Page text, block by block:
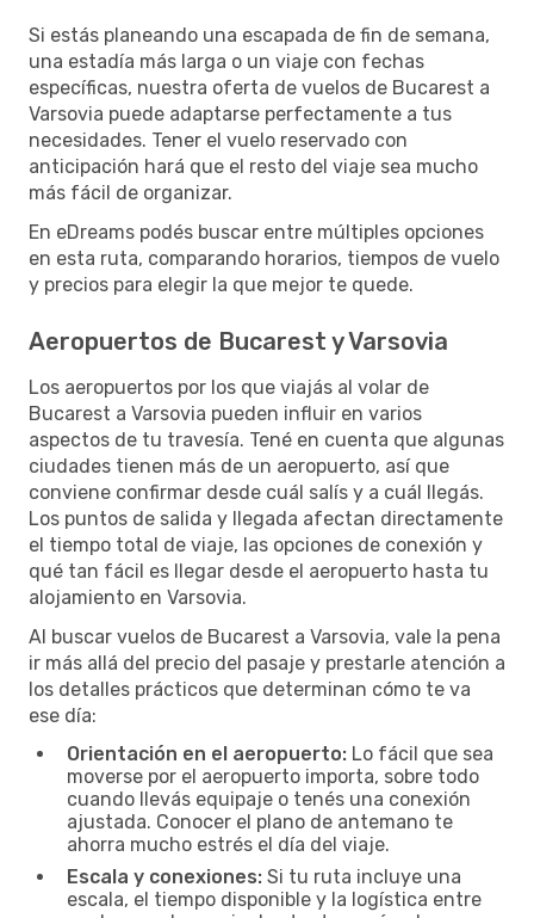
Si estás planeando una escapada de fin de semana,
una estadía más larga o un viaje con fechas
específicas, nuestra oferta de vuelos de Bucarest a
Varsovia puede adaptarse perfectamente a tus
necesidades. Tener el vuelo reservado con
anticipación hará que el resto del viaje sea mucho
más fácil de organizar.
En eDreams podés buscar entre múltiples opciones
en esta ruta, comparando horarios, tiempos de vuelo
y precios para elegir la que mejor te quede.
Aeropuertos de Bucarest y Varsovia
Los aeropuertos por los que viajás al volar de
Bucarest a Varsovia pueden influir en varios
aspectos de tu travesía. Tené en cuenta que algunas
ciudades tienen más de un aeropuerto, así que
conviene confirmar desde cuál salís y a cuál llegás.
Los puntos de salida y llegada afectan directamente
el tiempo total de viaje, las opciones de conexión y
qué tan fácil es llegar desde el aeropuerto hasta tu
alojamiento en Varsovia.
Al buscar vuelos de Bucarest a Varsovia, vale la pena
ir más allá del precio del pasaje y prestarle atención a
los detalles prácticos que determinan cómo te va
ese día:
Orientación en el aeropuerto: Lo fácil que sea
moverse por el aeropuerto importa, sobre todo
cuando llevás equipaje o tenés una conexión
ajustada. Conocer el plano de antemano te
ahorra mucho estrés el día del viaje.
Escala y conexiones: Si tu ruta incluye una
escala, el tiempo disponible y la logística entre